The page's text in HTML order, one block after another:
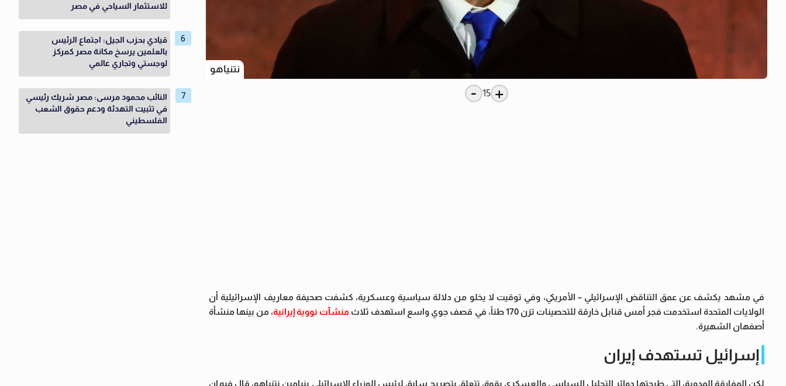
نتنياهو
+
15
-
في مشهد يكشف عن عمق التناقض الإسرائيلي – الأمريكي، وفي توقيت لا يخلو من دلالة سياسية وعسكرية، كشفت صحيفة معاريف الإسرائيلية أن
الولايات المتحدة استخدمت فجر أمس قنابل خارقة للتحصينات تزن 170 طناً، في قصف جوي واسع استهدف ثلاث
منشآت نووية إيرانية، من بينها منشأة
أصفهان الشهيرة.
إسرائيل تستهدف إيران
لكن المفارقة المدوية، التي طرحتها دوائر التحليل السياسي والعسكري بقوة، تتعلق بتصريح سابق لرئيس الوزراء الإسرائيلي بنيامين نتنياهو، قال فيه إن
للاستثمار السياحي في مصر
قيادي بحزب الجيل: اجتماع الرئيس
بالعلمين يرسخ مكانة مصر كمركز
لوجستي وتجاري عالمي
النائب محمود مرسى: مصر شريك رئيسي
في تثبيت التهدئة ودعم حقوق الشعب
الفلسطيني